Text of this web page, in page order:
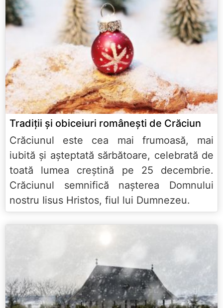
Tradiții și obiceiuri românești de Crăciun
Crăciunul este cea mai frumoasă, mai
iubită și așteptată sărbătoare, celebrată de
toată lumea creștină pe 25 decembrie.
Crăciunul semnifică nașterea Domnului
nostru Iisus Hristos, fiul lui Dumnezeu.